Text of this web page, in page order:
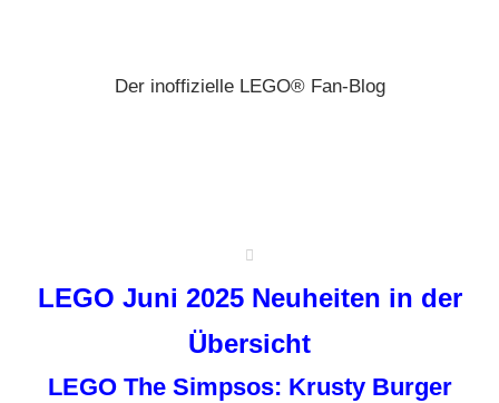
Der inoffizielle LEGO® Fan-Blog
LEGO Juni 2025 Neuheiten in der
Übersicht
LEGO The Simpsos: Krusty Burger